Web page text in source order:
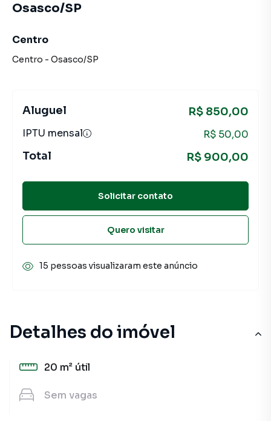
Detalhes do imóvel
20 m² útil
Sem vagas
Osasco/SP
Centro
Centro - Osasco/SP
Aluguel R$ 850,00
IPTU mensal R$ 50,00
Total R$ 900,00
Solicitar contato
Quero visitar
15 pessoas visualizaram este anúncio